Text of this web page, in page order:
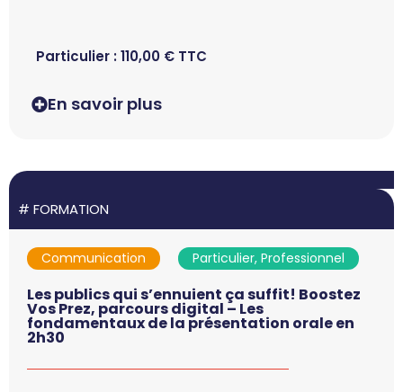
Particulier :110,00 € TTC
En savoir plus
# FORMATION
Communication Particulier, Professionnel
Les publics qui s’ennuient ça suffit! Boostez
Vos Prez, parcours digital – Les
fondamentaux de la présentation orale en
2h30